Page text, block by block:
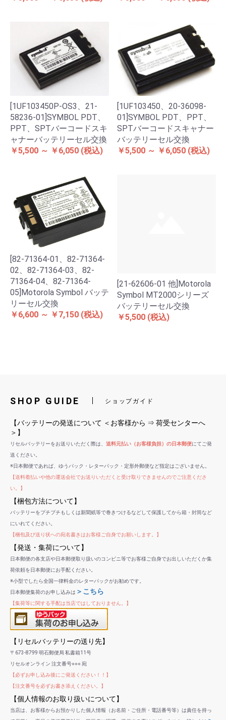
[1UF103450P-OS3、21-
58236-01]SYMBOL PDT、
PPT、SPTバーコードスキ
ャナーバッテリーセル交換
￥5,500 ～ ￥6,050 (税込)
[1UF103450、20-36098-
01]SYMBOL PDT、PPT、
SPTバーコードスキャナー
バッテリーセル交換
￥5,500 ～ ￥6,050 (税込)
[82-71364-01、82-71364-
02、82-71364-03、82-
71364-04、82-71364-
05]Motorola Symbol バッテ
リーセル交換
￥6,600 ～ ￥7,150 (税込)
[21-62606-01 他]Motorola
Symbol MT2000シリーズ
バッテリーセル交換
￥5,500 (税込)
SHOP GUIDE ショップガイド
【バッテリーの発送について ＜お客様から ⇒ 荷受センターへ
＞】
リセルバッテリーをお送りいただく際は、 送料元払い（お客様負担）の日本郵便にてご発
送ください。
※日本郵便であれば、ゆうパック・レターパック・定形外郵便など指定はございません。
【送料着払いや他の運送会社でお送りいただくと受け取りできませんのでご注意くださ
い。】
【梱包方法について】
バッテリーをプチプチもしくは新聞紙等で巻きつけるなどして保護してから箱・封筒など
にいれてください。
【梱包及び送り状への宛名書きはお客様ご自身でお願いします。】
【発送・集荷について】
日本郵便の各支店や日本郵便取り扱いのコンビニ等でお客様ご自身でお出しいただくか集
荷依頼を日本郵便にお手配ください。
※小型でしたら全国一律料金のレターパックがお勧めです。
日本郵便集荷のお申し込みは ＞こちら
【集荷等に関する手配は当店ではしておりません。】
【リセルバッテリーの送り先】
〒673-8799 明石郵便局 私書箱11号
リセルオンライン 注文番号○○○ 宛
【必ずお申し込み後にご発送ください！！】
【注文番号を必ずお書き添えください。】
【個人情報のお取り扱いについて】
当店は、お客様からお預かりした個人情報（お名前・ご住所・電話番号等）は責任を持っ